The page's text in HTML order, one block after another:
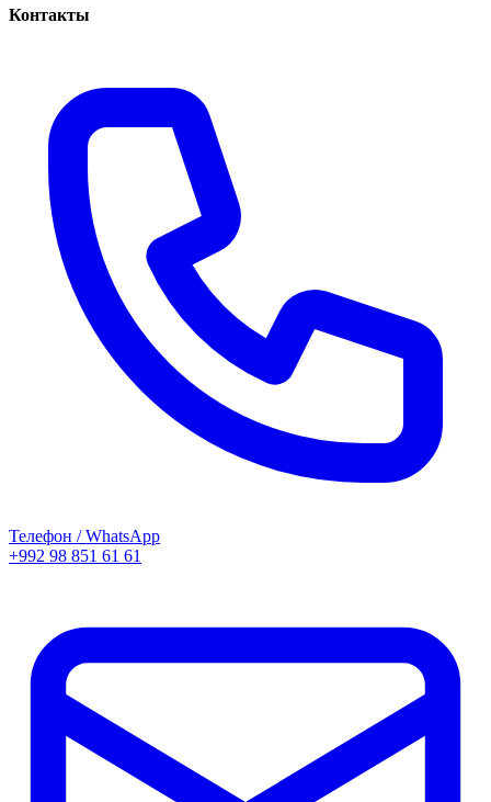
Контакты
Телефон / WhatsApp
+992 98 851 61 61